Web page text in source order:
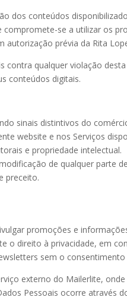
dos conteúdos
se a utilizar os
autorização prévia da Rita
contra qualquer violação
conteúdos digitais.
sinais distintivos do
website e nos Serviços
e propriedade intelectual.
de qualquer parte
preceito.
promoções e
o direito à privacidade, em
sem o
externo do Mailerlite,
Pessoais ocorre através